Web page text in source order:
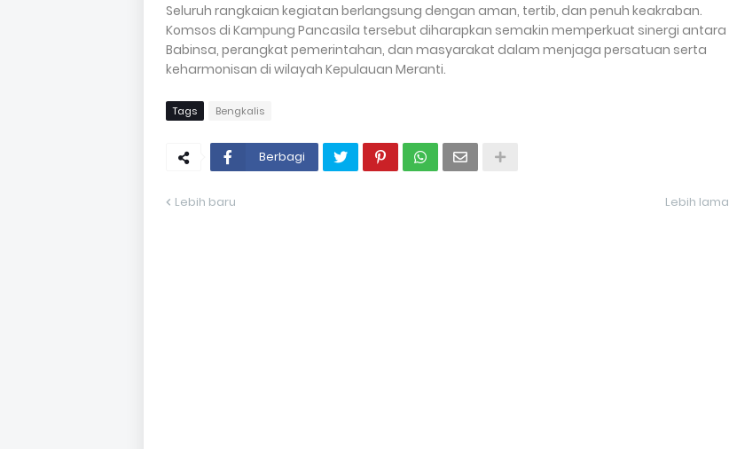
Seluruh rangkaian kegiatan berlangsung dengan aman, tertib, dan penuh keakraban.
Komsos di Kampung Pancasila tersebut diharapkan semakin memperkuat sinergi antara
Babinsa, perangkat pemerintahan, dan masyarakat dalam menjaga persatuan serta
keharmonisan di wilayah Kepulauan Meranti.
Tags Bengkalis
Berbagi
Lebih baru Lebih lama